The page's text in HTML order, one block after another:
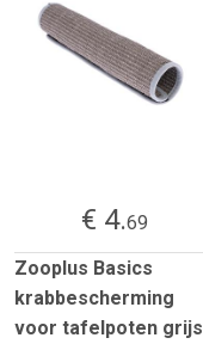
€ 4.69
Zooplus Basics
krabbescherming
voor tafelpoten grijs